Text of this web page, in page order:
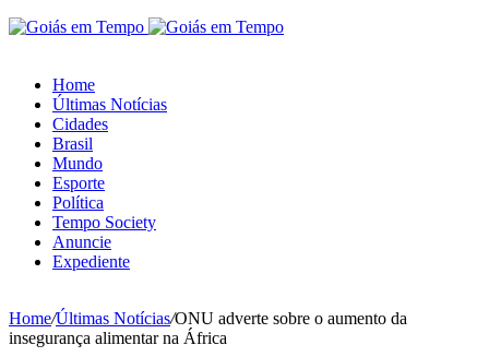
Home
Últimas Notícias
Cidades
Brasil
Mundo
Esporte
Política
Tempo Society
Anuncie
Expediente
Home/Últimas Notícias/ONU adverte sobre o aumento da
insegurança alimentar na África